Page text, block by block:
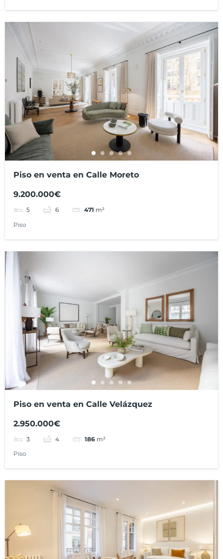
Piso en venta en Calle Moreto
9.200.000€
5 6 471 m²
Piso
Piso en venta en Calle Velázquez
2.950.000€
3 4 186 m²
Piso